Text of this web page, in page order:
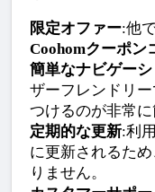
限定オファー:他
Coohomクーポン
簡単なナビゲー
ザーフレンドリ
つけるのが非常に
定期的な更新:利
に更新されるた
りません。